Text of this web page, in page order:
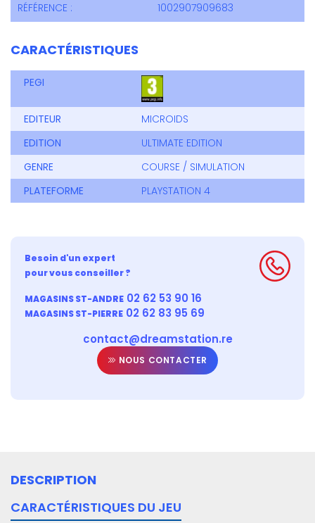
RÉFÉRENCE :
1002907909683
CARACTÉRISTIQUES
PEGI
EDITEUR
MICROIDS
EDITION
ULTIMATE EDITION
GENRE
COURSE / SIMULATION
PLATEFORME
PLAYSTATION 4
Besoin d'un expert
pour vous conseiller ?
MAGASINS ST-ANDRE 02 62 53 90 16
MAGASINS ST-PIERRE 02 62 83 95 69
contact@dreamstation.re
NOUS CONTACTER
DESCRIPTION
CARACTÉRISTIQUES DU JEU